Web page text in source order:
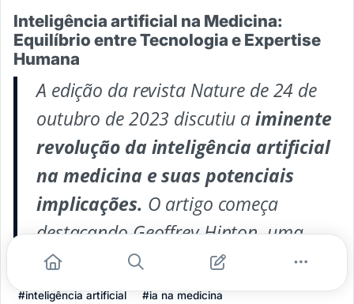
Inteligência artificial na Medicina:
Equilíbrio entre Tecnologia e Expertise
Humana
A edição da revista Nature de 24 de
outubro de 2023 discutiu aiminente
revolução da inteligência artificial
na medicina e suas potenciais
implicações. O artigo começa
destacando Geoffrey Hinton, uma
#inteligência artificial #ia na medicina